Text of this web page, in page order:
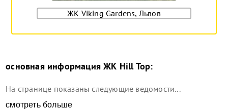
ЖК Viking Gardens, Львов
основная информация ЖК Hill Top:
На странице показаны следующие ведомости...
смотреть больше